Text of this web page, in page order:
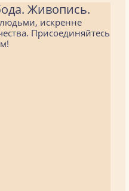
Живопись.
искренне
Присоединяйтесь